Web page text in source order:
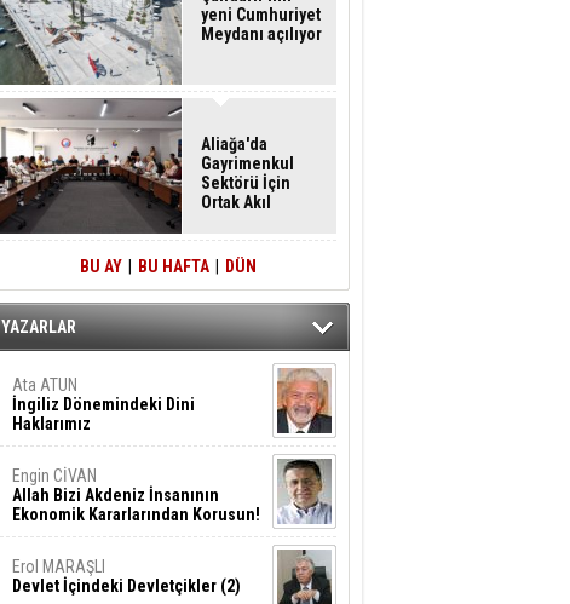
yeni Cumhuriyet
Meydanı açılıyor
Aliağa'da
Gayrimenkul
Sektörü İçin
Ortak Akıl
BU AY BU HAFTA DÜN
YAZARLAR
Ata ATUN
İngiliz Dönemindeki Dini
Haklarımız
Engin CİVAN
Allah Bizi Akdeniz İnsanının
Ekonomik Kararlarından Korusun!
Erol MARAŞLI
Devlet İçindeki Devletçikler (2)